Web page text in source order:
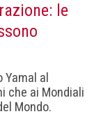
le
al
che ai Mondiali
Mondo.
aspettava da